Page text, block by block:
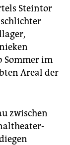
Steintor
Sommer im
Areal der
zwischen